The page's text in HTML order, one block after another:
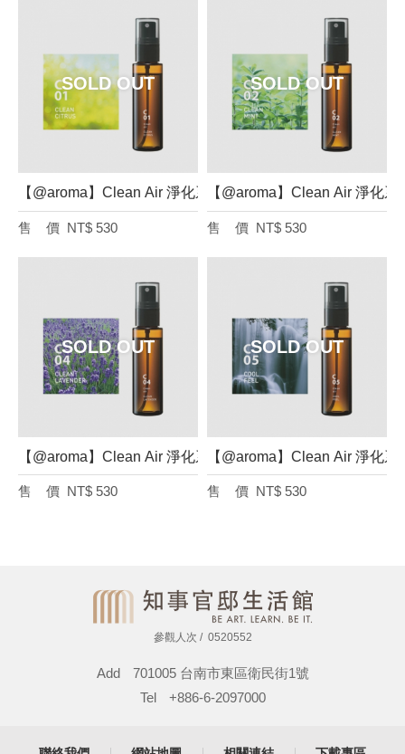
【@aroma】Clean Air 淨化系列 空氣香氛噴霧（柑橘、50
NT$ 530
【@aroma】Clean Air 淨化
NT$ 530
【@aroma】Clean Air 淨化系列 空氣香氛噴霧（薰衣草、
NT$ 530
【@aroma】Clean Air 淨化
NT$ 530
參觀人次 0520552
Add
701005 台南市東區衛民街1號
Tel
+886-6-2097000